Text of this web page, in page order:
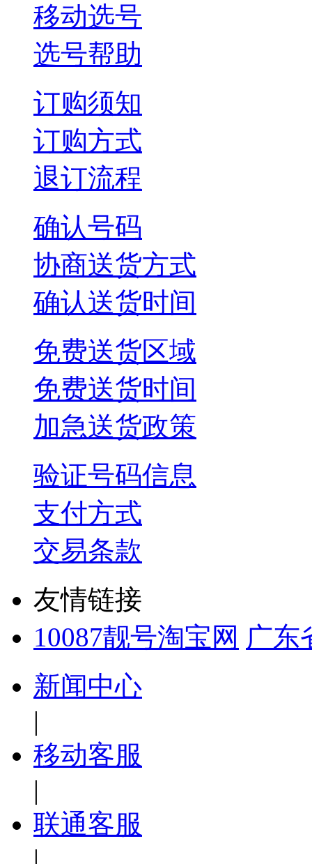
移动选号
选号帮助
订购须知
订购方式
退订流程
确认号码
协商送货方式
确认送货时间
免费送货区域
免费送货时间
加急送货政策
验证号码信息
支付方式
交易条款
友情链接
10087靓号淘宝网 广东
新闻中心
|
移动客服
|
联通客服